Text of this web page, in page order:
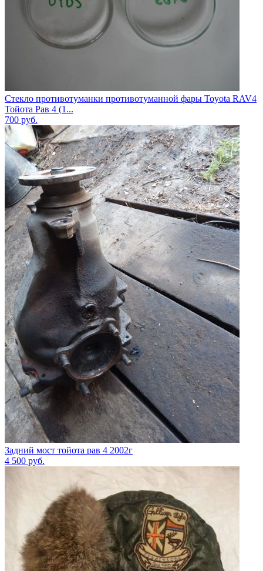
Стекло противотуманки противотуманной фары Toyota RAV4
Тойота Рав 4 (1...
700 руб.
Задний мост тойота рав 4 2002г
4 500 руб.